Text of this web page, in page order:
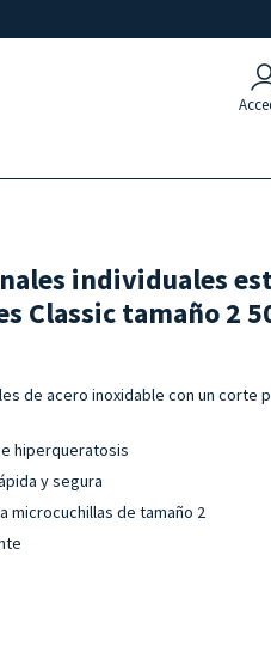
individuales
Classic tamaño 2
de acero inoxidable con un corte
hiperqueratosis
y segura
microcuchillas de tamaño 2